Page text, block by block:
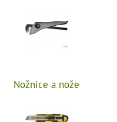
Nožnice a nože